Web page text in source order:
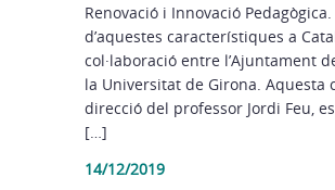
Renovació i Innovació
d’aquestes característiques a
col·laboració entre l’Ajuntament
la Universitat de Girona. Aquesta
direcció del professor Jordi Feu,
[…]
14/12/2019